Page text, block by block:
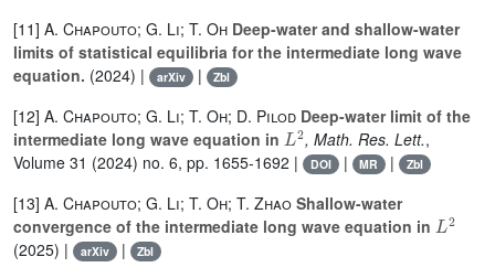
[11] A. Chapouto; G. Li; T. Oh Deep-water and shallow-water
limits of statistical equilibria for the intermediate long wave
equation. (2024) | arXiv | Zbl
[12] A. Chapouto; G. Li; T. Oh; D. Pilod Deep-water limit of the
intermediate long wave equation in L2, Math. Res. Lett.,
Volume 31 (2024) no. 6, pp. 1655-1692 | DOI | MR | Zbl
[13] A. Chapouto; G. Li; T. Oh; T. Zhao Shallow-water
convergence of the intermediate long wave equation in L2
(2025) | arXiv | Zbl